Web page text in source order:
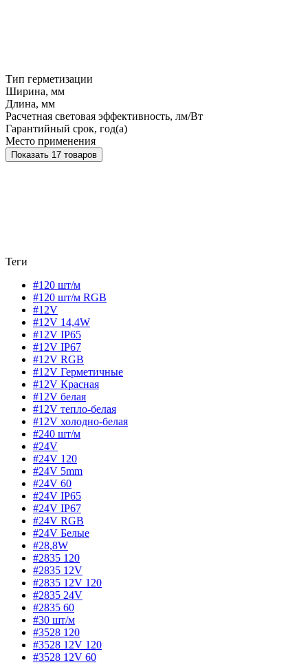
Тип герметизации
Ширина, мм
Длина, мм
Расчетная световая эффективность, лм/Вт
Гарантийный срок, год(а)
Место применения
Показать 17 товаров
Теги
#120 шт/м
#120 шт/м RGB
#12V
#12V 14,4W
#12V IP65
#12V IP67
#12V RGB
#12V Герметичные
#12V Красная
#12V белая
#12V тепло-белая
#12V холодно-белая
#240 шт/м
#24V
#24V 120
#24V 5mm
#24V 60
#24V IP65
#24V IP67
#24V RGB
#24V Белые
#28,8W
#2835 120
#2835 12V
#2835 12V 120
#2835 24V
#2835 60
#30 шт/м
#3528 120
#3528 12V 120
#3528 12V 60